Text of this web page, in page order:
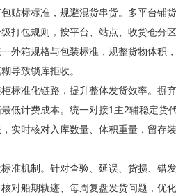
标标准，规避混货串货。多平台铺
打包规则，按平台、站点、收货仓分
外箱规格与包装标准，规整货物体积
导致锁库拒收。
准化链路，提升整体发货效率。摒
低计费成本。统一对接1主2辅稳定
实时核对入库数量、体积重量，留存
机制。针对查验、延误、货损、错
对船期轨迹、每周复盘发货问题，优